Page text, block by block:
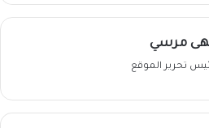
مرسي
تحرير الموقع